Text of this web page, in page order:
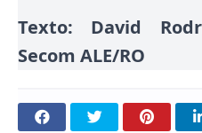
Texto: David
Secom ALE/RO